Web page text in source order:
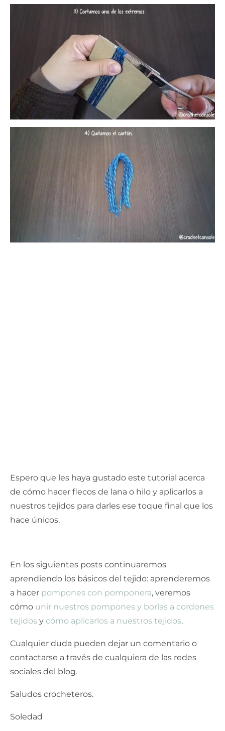
Espero que les haya gustado este tutorial acerca
de cómo hacer flecos de lana o hilo y aplicarlos a
nuestros tejidos para darles ese toque final que los
hace únicos.
En los siguientes posts continuaremos
aprendiendo los básicos del tejido: aprenderemos
a hacer pompones con pomponera, veremos
cómo unir nuestros pompones y borlas a cordones
tejidos y cómo aplicarlos a nuestros tejidos.
Cualquier duda pueden dejar un comentario o
contactarse a través de cualquiera de las redes
sociales del blog.
Saludos crocheteros.
Soledad